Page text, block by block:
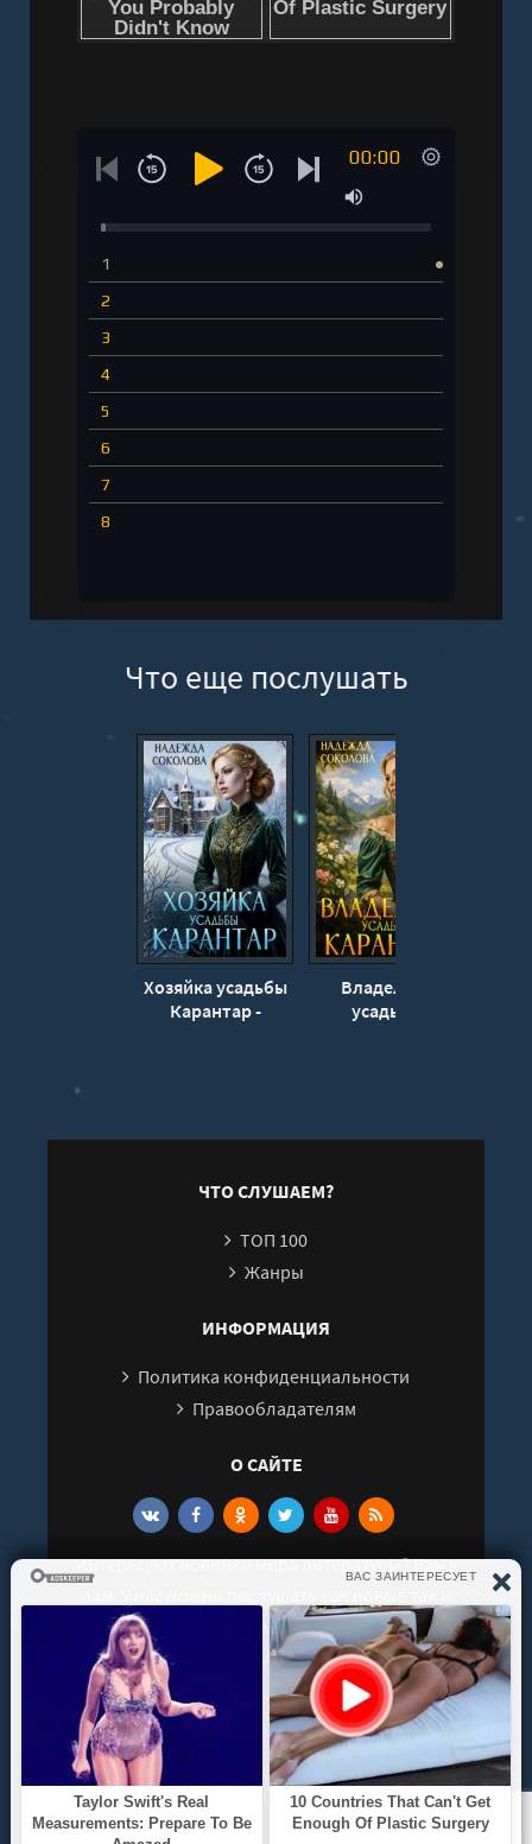
00:00
1
2
3
4
5
6
7
8
Что еще послушать
Хозяйка усадьбы
Карантар -
Владелица
усадьбы
ЧТО СЛУШАЕМ?
ТОП 100
Жанры
ИНФОРМАЦИЯ
Политика конфиденциальности
Правообладателям
О САЙТЕ
Интересуют новинки мира литературы? Вам к
старые аудиокниги. Выбрать и поделиться с
друзьями лучшими аудиокнигами!
© 2021 - 2026 kniga-audio.net. Все права
защищены.